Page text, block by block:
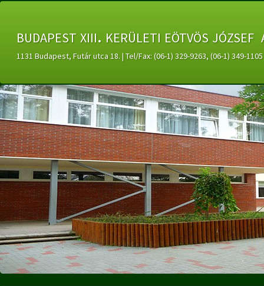
budapest xiii. kerületi eötvös
1131 Budapest, Futár utca 18. | Tel/Fax: (06-1) 329-9263, (06-1) 349-